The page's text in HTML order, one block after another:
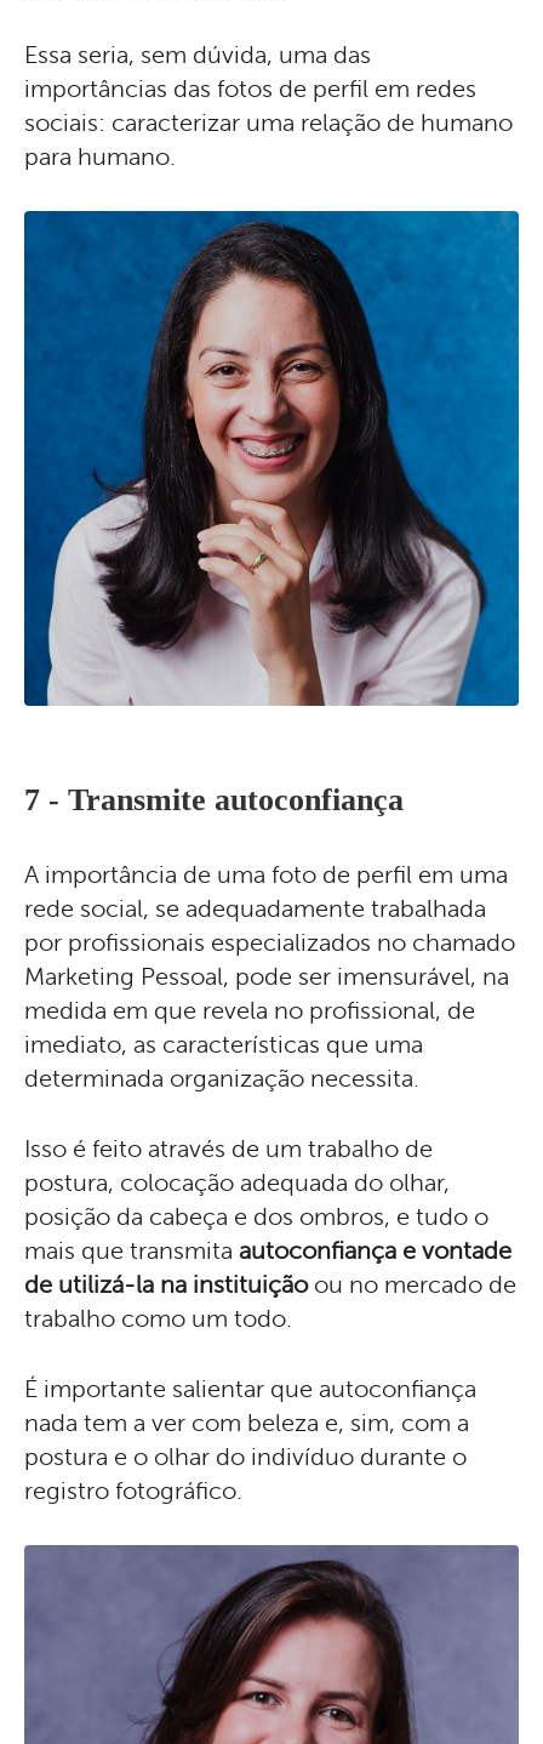
Essa seria, sem dúvida, uma das
importâncias das fotos de perfil em redes
sociais: caracterizar uma relação de humano
para humano.
7 - Transmite autoconfiança
A importância de uma foto de perfil em uma
rede social, se adequadamente trabalhada
por profissionais especializados no chamado
Marketing Pessoal, pode ser imensurável, na
medida em que revela no profissional, de
imediato, as características que uma
determinada organização necessita.
Isso é feito através de um trabalho de
postura, colocação adequada do olhar,
posição da cabeça e dos ombros, e tudo o
mais que transmita autoconfiança e vontade
de utilizá-la na instituiçãoou no mercado de
trabalho como um todo.
É importante salientar que autoconfiança
nada tem a ver com beleza e, sim, com a
postura e o olhar do indivíduo durante o
registro fotográfico.